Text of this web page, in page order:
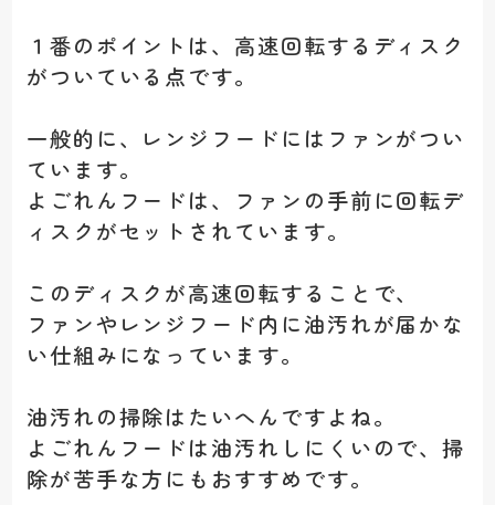
１番のポイントは、高速回転するディスク
がついている点です。
一般的に、レンジフードにはファンがつい
ています。
よごれんフードは、ファンの手前に回転デ
ィスクがセットされています。
このディスクが高速回転することで、
ファンやレンジフード内に油汚れが届かな
い仕組みになっています。
油汚れの掃除はたいへんですよね。
よごれんフードは油汚れしにくいので、掃
除が苦手な方にもおすすめです。